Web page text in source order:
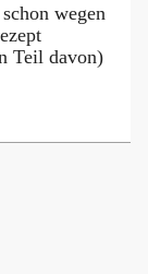
wegen
Teil davon)